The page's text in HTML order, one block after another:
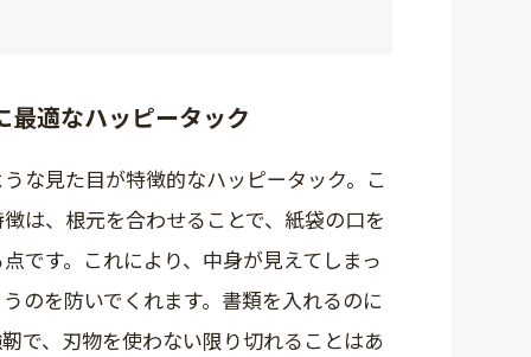
最適なハッピータック
な見た目が特徴的なハッピータック。こ
は、根元を合わせることで、紙袋の口を
です。これにより、中身が見えてしまっ
のを防いでくれます。書類を入れるのに
で、刃物を使わない限り切れることはあ